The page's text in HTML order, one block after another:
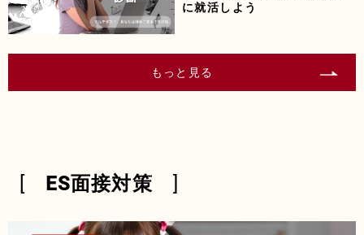
に就活しよう
もっと見る
ES面接対策